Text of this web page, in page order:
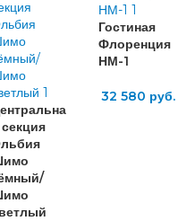
Гостиная
Флоренция
НМ-1
32 580 руб.